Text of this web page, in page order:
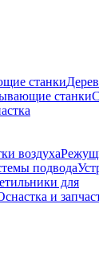
станки
станки
воздуха
подвода
для
и